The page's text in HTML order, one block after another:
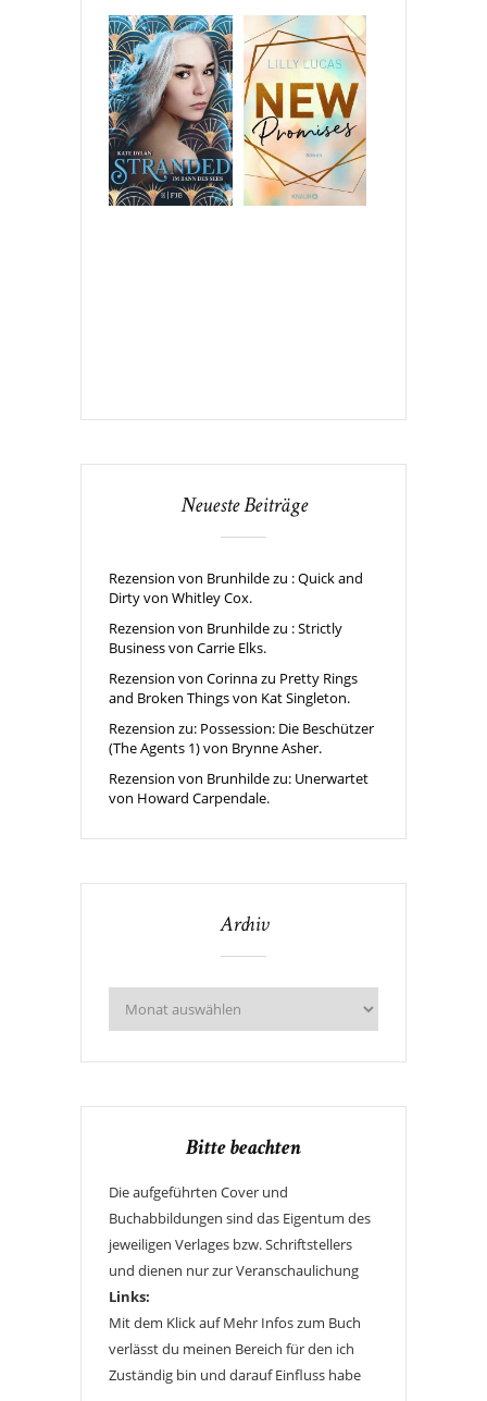
Neueste Beiträge
Rezension von Brunhilde zu : Quick and
Dirty von Whitley Cox.
Rezension von Brunhilde zu : Strictly
Business von Carrie Elks.
Rezension von Corinna zu Pretty Rings
and Broken Things von Kat Singleton.
Rezension zu: Possession: Die Beschützer
(The Agents 1) von Brynne Asher.
Rezension von Brunhilde zu: Unerwartet
von Howard Carpendale.
Archiv
Bitte beachten
Die aufgeführten Cover und
Buchabbildungen sind das Eigentum des
jeweiligen Verlages bzw. Schriftstellers
und dienen nur zur Veranschaulichung
Links:
Mit dem Klick auf Mehr Infos zum Buch
verlässt du meinen Bereich für den ich
Zuständig bin und darauf Einfluss habe